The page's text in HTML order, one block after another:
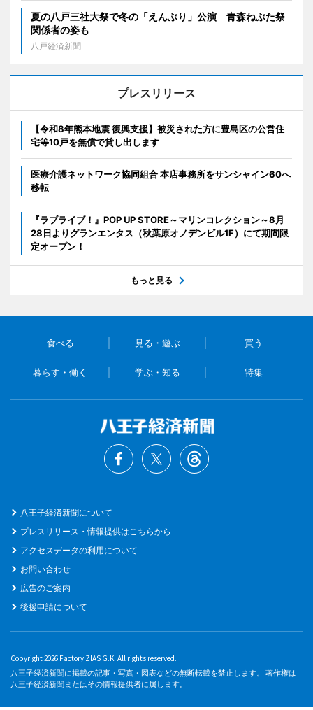
夏の八戸三社大祭で冬の「えんぶり」公演 青森ねぶた祭
関係者の姿も
八戸経済新聞
プレスリリース
【令和8年熊本地震 復興支援】被災された方に豊島区の公営住
宅等10戸を無償で貸し出します
医療介護ネットワーク協同組合 本店事務所をサンシャイン60へ
移転
『ラブライブ！』POP UP STORE～マリンコレクション～8月
28日よりグランエンタス（秋葉原オノデンビル1F）にて期間限
定オープン！
もっと見る
食べる 見る・遊ぶ 買う
暮らす・働く 学ぶ・知る 特集
八王子経済新聞について
プレスリリース・情報提供はこちらから
アクセスデータの利用について
お問い合わせ
広告のご案内
後援申請について
Copyright 2026 Factory ZIAS G.K. All rights reserved.
八王子経済新聞に掲載の記事・写真・図表などの無断転載を禁止します。 著作権は
八王子経済新聞またはその情報提供者に属します。